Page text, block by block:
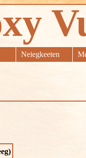
Neiegkeeten